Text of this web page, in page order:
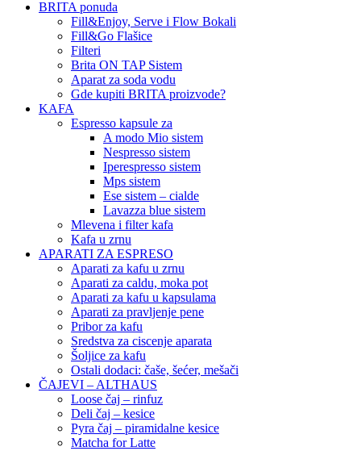
BRITA ponuda
Fill&Enjoy, Serve i Flow Bokali
Fill&Go Flašice
Filteri
Brita ON TAP Sistem
Aparat za soda vodu
Gde kupiti BRITA proizvode?
KAFA
Espresso kapsule za
A modo Mio sistem
Nespresso sistem
Iperespresso sistem
Mps sistem
Ese sistem – cialde
Lavazza blue sistem
Mlevena i filter kafa
Kafa u zrnu
APARATI ZA ESPRESO
Aparati za kafu u zrnu
Aparati za caldu, moka pot
Aparati za kafu u kapsulama
Aparati za pravljenje pene
Pribor za kafu
Sredstva za ciscenje aparata
Šoljice za kafu
Ostali dodaci: čaše, šećer, mešači
ČAJEVI – ALTHAUS
Loose čaj – rinfuz
Deli čaj – kesice
Pyra čaj – piramidalne kesice
Matcha for Latte